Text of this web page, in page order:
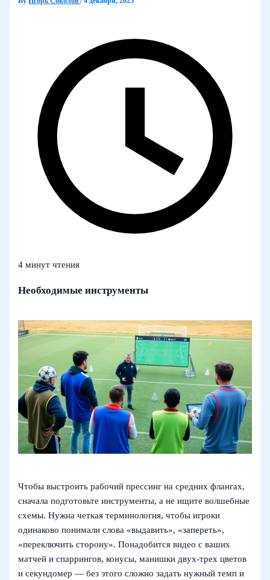
4 минут чтения
Необходимые инструменты
Чтобы выстроить рабочий прессинг на средних флангах,
сначала подготовьте инструменты, а не ищите волшебные
схемы. Нужна четкая терминология, чтобы игроки
одинаково понимали слова «выдавить», «запереть»,
«переключить сторону». Понадобится видео с ваших
матчей и спаррингов, конусы, манишки двух‑трех цветов
и секундомер — без этого сложно задать нужный темп и